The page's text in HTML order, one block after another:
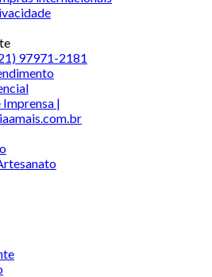
97971-2181
Imprensa |